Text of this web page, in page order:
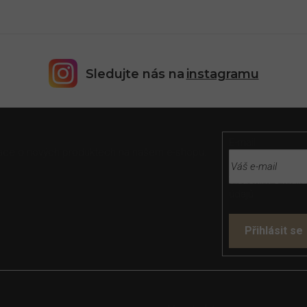
Sledujte nás na instagramu
Vložením e-
Přihlásit se